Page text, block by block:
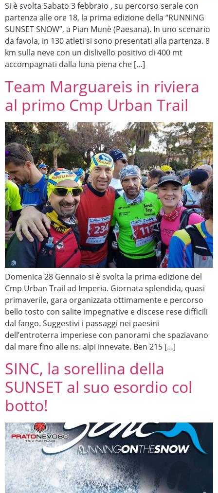
Si è svolta Sabato 3 febbraio , su percorso serale con
partenza alle ore 18, la prima edizione della “RUNNING
SUNSET SNOW”, a Pian Munè (Paesana). In uno scenario
da favola, in 130 atleti si sono presentati alla partenza. 8
km sulla neve con un dislivello positivo di 400 mt
accompagnati dalla luna piena che […]
Team Marguareis in riviera
al primo Cmp Urban Trail
Domenica 28 Gennaio si è svolta la prima edizione del
Cmp Urban Trail ad Imperia. Giornata splendida, quasi
primaverile, gara organizzata ottimamente e percorso
bello tosto con salite impegnative e discese rese difficili
dal fango. Suggestivi i passaggi nei paesini
dell’entroterra imperiese con panorami che spaziavano
dal mare fino alle ns. alpi innevate. Ben 215 […]
SINC, la sorellina della
SUNSET al suo esordio col
botto!